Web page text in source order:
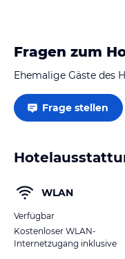
Fragen zum
Ehemalige Gäste des
Frage stellen
WLAN
Verfügbar
Kostenloser WLAN-
Internetzugang inklusive